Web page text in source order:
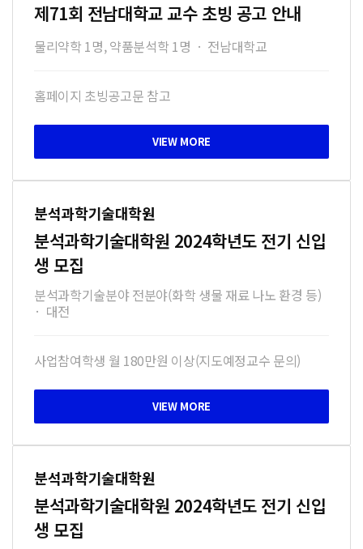
제71회 전남대학교 교수 초빙 공고 안내
물리약학 1명, 약품분석학 1명 · 전남대학교
홈페이지 초빙공고문 참고
분석과학기술대학원
분석과학기술대학원 2024학년도 전기 신입
생 모집
분석과학기술분야 전분야(화학 생물 재료 나노 환경 등)
· 대전
사업참여학생 월 180만원 이상(지도예정교수 문의)
분석과학기술대학원
분석과학기술대학원 2024학년도 전기 신입
생 모집